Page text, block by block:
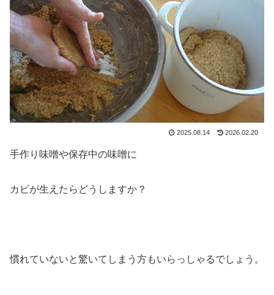
2025.08.14 2026.02.20
手作り味噌や保存中の味噌に
カビが生えたらどうしますか？
慣れていないと驚いてしまう方もいらっしゃるでしょう。